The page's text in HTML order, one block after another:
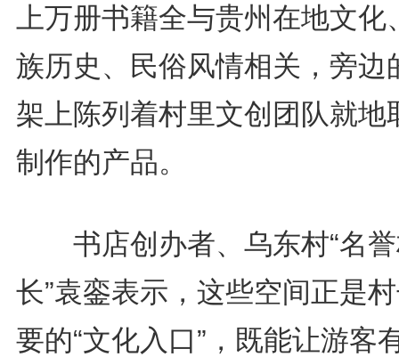
上万册书籍全与贵州在地文化
族历史、民俗风情相关，旁边
架上陈列着村里文创团队就地
制作的产品。
书店创办者、乌东村“名
长”袁銮表示，这些空间正是
要的“文化入口”，既能让游客